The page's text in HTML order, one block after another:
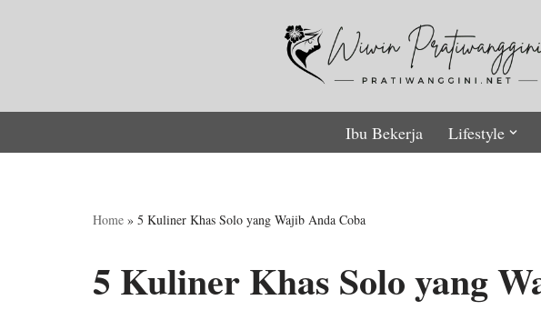
Ibu Bekerja Lifestyle
Home » 5 Kuliner Khas Solo yang Wajib Anda Coba
5 Kuliner Khas Solo yang